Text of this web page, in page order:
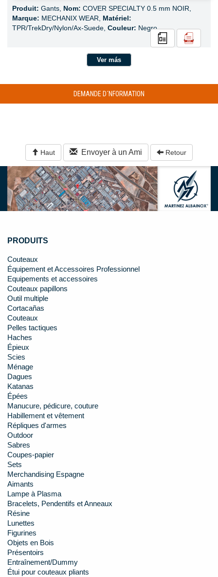
Produit: Gants, Nom: COVER SPECIALTY 0.5 mm NOIR,
Marque: MECHANIX WEAR, Matériel:
TPR/TrekDry/Nylon/Ax-Suede, Couleur: Negro
Ver más
DEMANDE D´NFORMATION
Haut Envoyer à un Ami Retour
PRODUITS
Couteaux
Équipement et Accessoires Professionnel
Equipements et accessoires
Couteaux papillons
Outil multiple
Cortacañas
Couteaux
Pelles tactiques
Haches
Épieux
Scies
Ménage
Dagues
Katanas
Épées
Manucure, pédicure, couture
Habillement et vêtement
Répliques d'armes
Outdoor
Sabres
Coupes-papier
Sets
Merchandising Espagne
Aimants
Lampe à Plasma
Bracelets, Pendentifs et Anneaux
Résine
Lunettes
Figurines
Objets en Bois
Présentoirs
Entraînement/Dummy
Étui pour couteaux pliants